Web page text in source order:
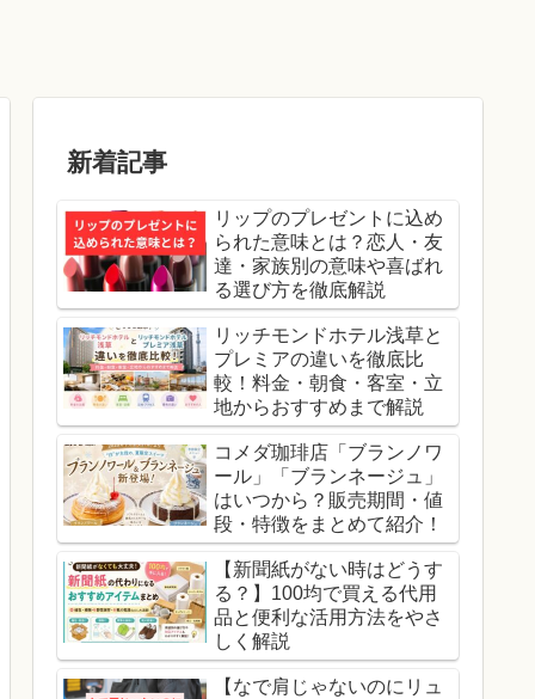
新着記事
リップのプレゼントに込め
られた意味とは？恋人・友
達・家族別の意味や喜ばれ
る選び方を徹底解説
リッチモンドホテル浅草と
プレミアの違いを徹底比
較！料金・朝食・客室・立
地からおすすめまで解説
コメダ珈琲店「ブランノワ
ール」「ブランネージュ」
はいつから？販売期間・値
段・特徴をまとめて紹介！
【新聞紙がない時はどうす
る？】100均で買える代用
品と便利な活用方法をやさ
しく解説
【なで肩じゃないのにリュ